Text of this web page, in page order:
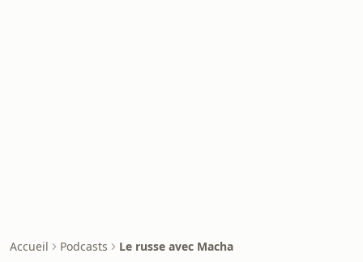
Accueil Podcasts Le russe avec Macha